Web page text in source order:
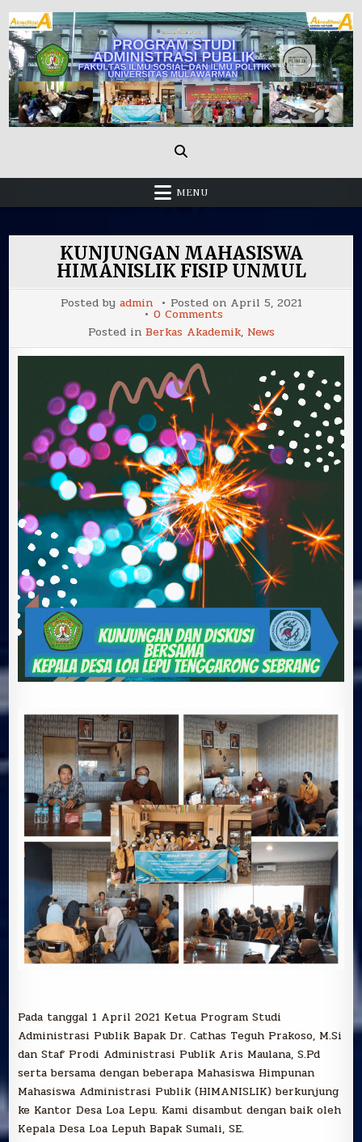
Skip
to
content
Administrasi Publik Fisip Unmul
MENU
KUNJUNGAN MAHASISWA
HIMANISLIK FISIP UNMUL
Posted by admin Posted on April 5, 2021
0 Commentson
KUNJUNGAN
MAHASISWA
HIMANISLIK
FISIP
Posted in Berkas Akademik, News
Pada tanggal 1 April 2021 Ketua Program Studi
Administrasi Publik Bapak Dr. Cathas Teguh Prakoso, M.Si
dan Staf Prodi Administrasi Publik Aris Maulana, S.Pd
serta bersama dengan beberapa Mahasiswa Himpunan
Mahasiswa Administrasi Publik (HIMANISLIK) berkunjung
ke Kantor Desa Loa Lepu. Kami disambut dengan baik oleh
Kepala Desa Loa Lepuh Bapak Sumali, SE.